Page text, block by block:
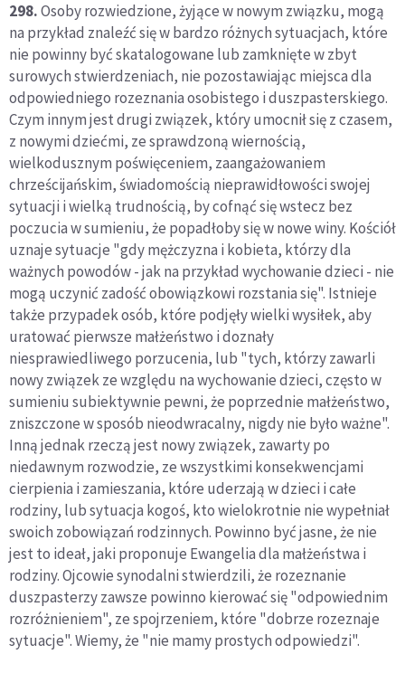
298.Osoby rozwiedzione, żyjące w nowym związku, mogą
na przykład znaleźć się w bardzo różnych sytuacjach, które
nie powinny być skatalogowane lub zamknięte w zbyt
surowych stwierdzeniach, nie pozostawiając miejsca dla
odpowiedniego rozeznania osobistego i duszpasterskiego.
Czym innym jest drugi związek, który umocnił się z czasem,
z nowymi dziećmi, ze sprawdzoną wiernością,
wielkodusznym poświęceniem, zaangażowaniem
chrześcijańskim, świadomością nieprawidłowości swojej
sytuacji i wielką trudnością, by cofnąć się wstecz bez
poczucia w sumieniu, że popadłoby się w nowe winy. Kościół
uznaje sytuacje "gdy mężczyzna i kobieta, którzy dla
ważnych powodów - jak na przykład wychowanie dzieci - nie
mogą uczynić zadość obowiązkowi rozstania się". Istnieje
także przypadek osób, które podjęły wielki wysiłek, aby
uratować pierwsze małżeństwo i doznały
niesprawiedliwego porzucenia, lub "tych, którzy zawarli
nowy związek ze względu na wychowanie dzieci, często w
sumieniu subiektywnie pewni, że poprzednie małżeństwo,
zniszczone w sposób nieodwracalny, nigdy nie było ważne".
Inną jednak rzeczą jest nowy związek, zawarty po
niedawnym rozwodzie, ze wszystkimi konsekwencjami
cierpienia i zamieszania, które uderzają w dzieci i całe
rodziny, lub sytuacja kogoś, kto wielokrotnie nie wypełniał
swoich zobowiązań rodzinnych. Powinno być jasne, że nie
jest to ideał, jaki proponuje Ewangelia dla małżeństwa i
rodziny. Ojcowie synodalni stwierdzili, że rozeznanie
duszpasterzy zawsze powinno kierować się "odpowiednim
rozróżnieniem", ze spojrzeniem, które "dobrze rozeznaje
sytuacje". Wiemy, że "nie mamy prostych odpowiedzi".